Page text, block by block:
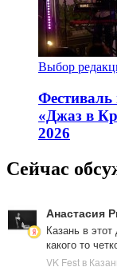
Выбор
«Джаз в
2026
Сейчас
Анастасия
Казань в
какого то
VK Fest в